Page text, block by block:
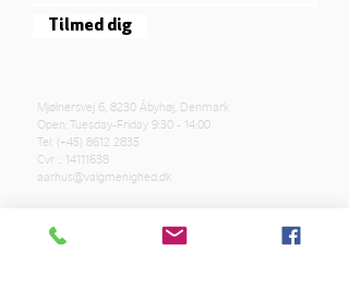
Tilmed dig
Mjølnersvej 6, 8230 Åbyhøj, Denmark
Open: Tuesday-Friday 9:30 - 14:00
Tel: (+45) 8612 2835
Cvr .: 14111638
aarhus@valgmenighed.dk
Constitution
Terms and Conditions